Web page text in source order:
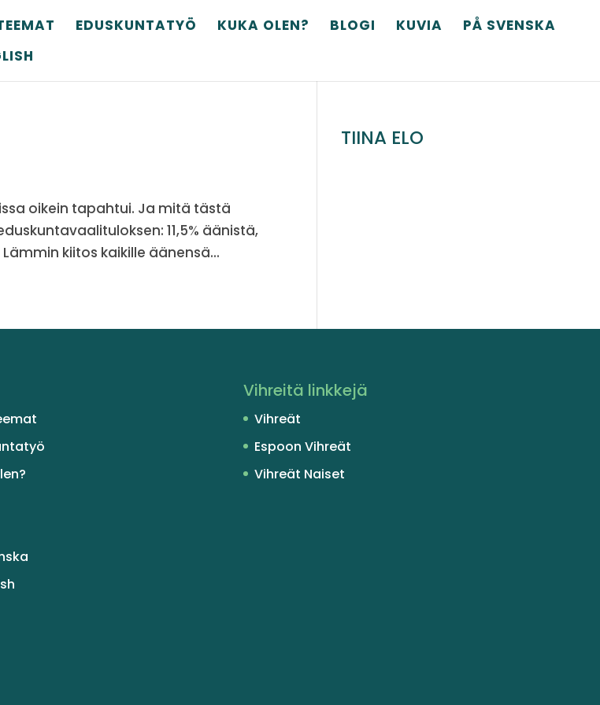
EDUSKUNTATYÖ KUKA OLEN? BLOGI KUVIA
PÅ SVENSKA
oikein tapahtui. Ja mitä tästä
11,5% äänistä,
kiitos kaikille äänensä...
TIINA ELO
Vihreitä linkkejä
Vihreät
Espoon Vihreät
Vihreät Naiset